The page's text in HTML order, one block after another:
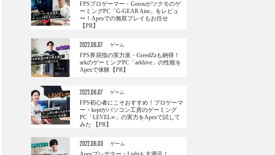
FPSプロゲーマー・Gorouがツクモのゲ
ーミングPC「G-GEAR Aim」をレビュ
ー！Apexでの無双プレイもお任せ
【PR】
2022.06.07 ゲーム
FPS界屈指の実力派・GreedZzも納得！
arkのゲーミングPC「arkhive」の性能を
Apexで体験【PR】
2022.06.07 ゲーム
FPS初心者にこそおすすめ！プロゲーマ
ー・keptがパソコン工房のゲーミング
PC「LEVEL∞」の実力をApexで試して
みた 【PR】
2022.06.03 ゲーム